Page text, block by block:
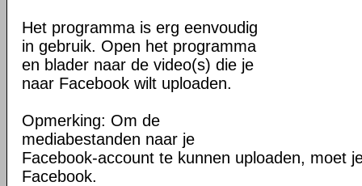
Het programma is erg eenvoudig
in gebruik. Open het programma
en blader naar de video(s) die je
naar Facebook wilt uploaden.
Opmerking: Om de
mediabestanden naar je
Facebook-account te kunnen uploaden, moet
Facebook.